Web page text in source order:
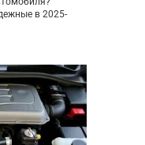
в 2025-